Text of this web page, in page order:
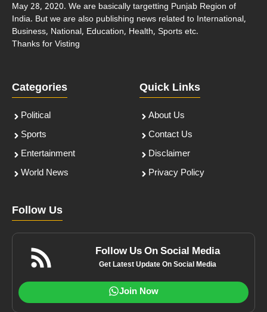
May 28, 2020. We are basically targetting Punjab Region of
India. But we are also publishing news related to International,
Business, National, Education, Health, Sports etc.
Thanks for Visting
Categories
Political
Sports
Entertainment
World News
Quick Links
About Us
Contact Us
Disclaimer
Privacy Policy
Follow Us
Follow Us On Social Media
Get Latest Update On Social Media
Join Now